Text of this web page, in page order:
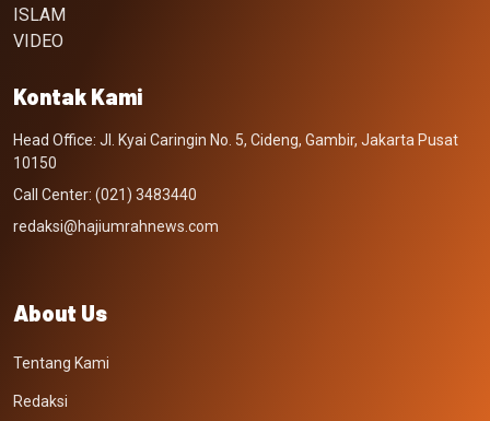
ISLAM
VIDEO
Kontak Kami
Head Office: Jl. Kyai Caringin No. 5, Cideng, Gambir, Jakarta Pusat
10150
Call Center: (021) 3483440
redaksi@hajiumrahnews.com
About Us
Tentang Kami
Redaksi